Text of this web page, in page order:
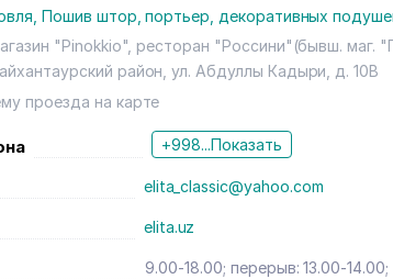
,Пошив штор, портьер, декоративных
"Pinokkio", ресторан "Россини"(бывш. маг.
район ,ул. Абдуллы Кадыри , д. 10В
проезда на карте
+998...Показать
elita_classic@yahoo.com
elita.uz
9.00-18.00; перерыв: 13.00-